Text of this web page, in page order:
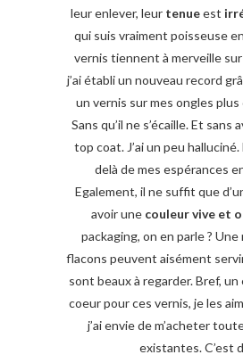
leur enlever, leur tenueest
qui suis vraiment poisseuse
vernis tiennent à merveille
j’ai établi un nouveau record
un vernis sur mes ongles plus
Sans qu’il ne s’écaille. Et sans
top coat. J’ai un peu halluciné.
delà de mes espérances
Egalement, il ne suffit que
avoir une couleur vive et
packaging, on en parle ? Une
flacons peuvent aisément
sont beaux à regarder. Bref,
coeur pour ces vernis, je les
j’ai envie de m’acheter
existantes. C’est